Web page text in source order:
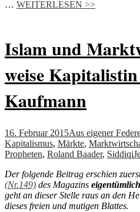
… WEITERLESEN >>
Islam und
weise
Kaufmann
16. Februar 2015Aus eigener Feder
Kapitalismus, Märkte,
Propheten, Roland Baader, Siddiqi
Der folgende Beitrag erschien
(Nr.149) des Magazins
geht an dieser Stelle raus an den
dieses freien und mutigen Blattes.